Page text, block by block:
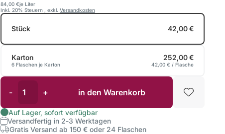
je Liter
84,00 €
Inkl. 20% Steuern , exkl. Versandkosten
Stück 42,00 €
Karton 252,00 €
6 Flaschen je Karton 42,00 € / Flasche
- + in den Warenkorb
Auf Lager, sofort verfügbar
Versandfertig in 2-3 Werktagen
Gratis Versand ab 150 € oder 24 Flaschen